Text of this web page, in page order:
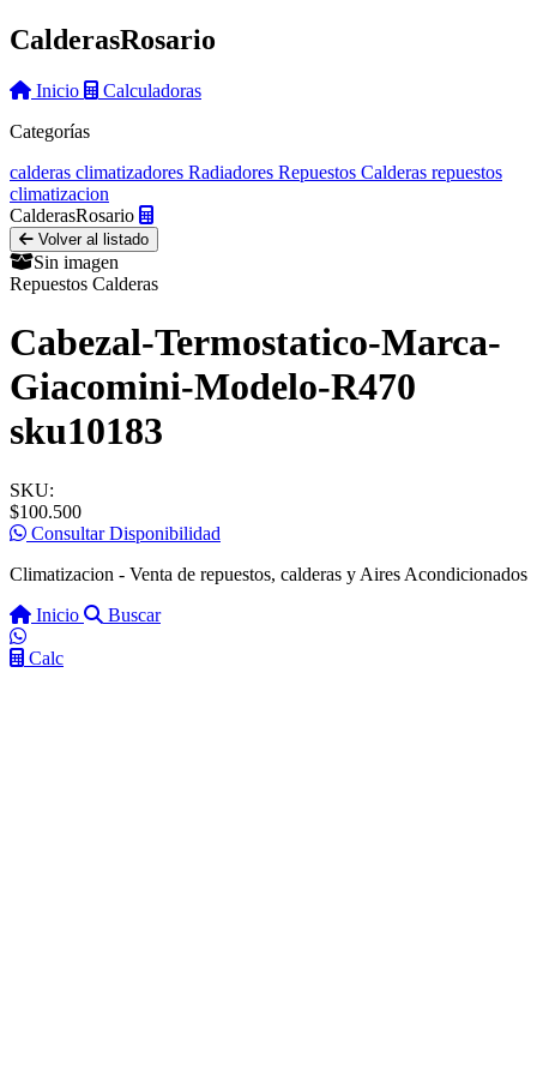
CalderasRosario
Inicio
Calculadoras
Categorías
calderas climatizadores Radiadores Repuestos Calderas repuestos
climatizacion
CalderasRosario
Volver al listado
Sin imagen
Repuestos Calderas
Cabezal-Termostatico-Marca-
Giacomini-Modelo-R470
sku10183
SKU:
$100.500
Consultar Disponibilidad
Climatizacion - Venta de repuestos, calderas y Aires Acondicionados
Inicio
Buscar
Calc